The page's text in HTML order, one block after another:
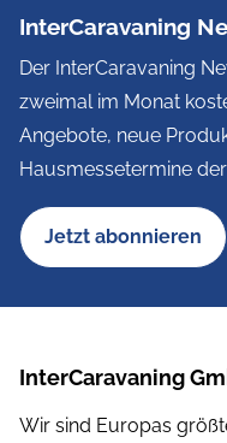
InterCaravaning
Der InterCaravaning
zweimal im Monat
Angebote, neue
Hausmessetermine
Jetzt abonnieren
InterCaravaning
Wir sind Europas